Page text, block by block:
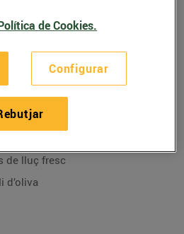
parmentier
de lluç fresc
d’oliva
de Cookies.
Configurar